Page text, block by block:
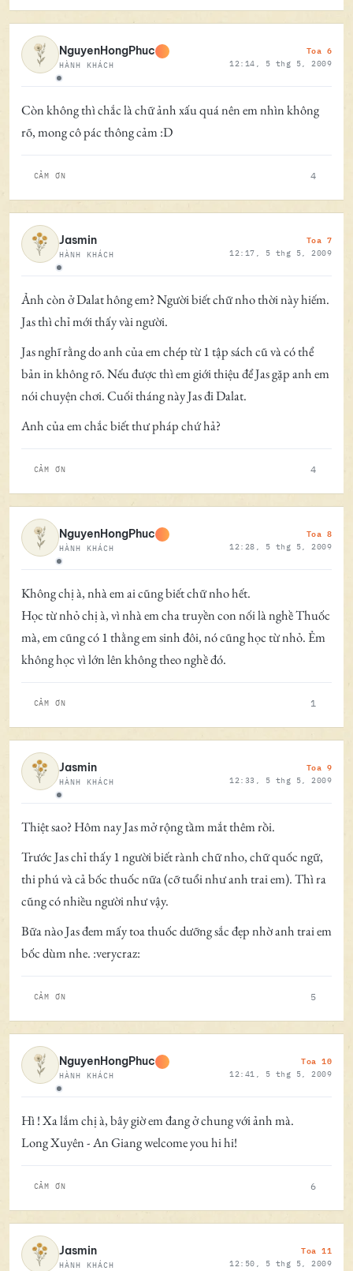
Ngoại tuyến
NguyenHongPhuc
HÀNH KHÁCH
Toa 6
12:14, 5 thg 5, 2009
Còn không thì chắc là chữ ảnh xấu quá nên em nhìn không
rõ, mong cô pác thông cảm :D
CẢM ƠN 4
Ngoại tuyến
Jasmin
HÀNH KHÁCH
Toa 7
12:17, 5 thg 5, 2009
Ảnh còn ở Dalat hông em? Người biết chữ nho thời này hiếm.
Jas thì chỉ mới thấy vài người.
Jas nghĩ rằng do anh của em chép từ 1 tập sách cũ và có thể
bản in không rõ. Nếu được thì em giới thiệu để Jas gặp anh em
nói chuyện chơi. Cuối tháng này Jas đi Dalat.
Anh của em chắc biết thư pháp chứ hả?
CẢM ƠN 4
Ngoại tuyến
NguyenHongPhuc
HÀNH KHÁCH
Toa 8
12:28, 5 thg 5, 2009
Không chị à, nhà em ai cũng biết chữ nho hết.
Học từ nhỏ chị à, vì nhà em cha truyền con nối là nghề Thuốc
mà, em cũng có 1 thằng em sinh đôi, nó cũng học từ nhỏ. Ẻm
không học vì lớn lên không theo nghề đó.
CẢM ƠN 1
Ngoại tuyến
Jasmin
HÀNH KHÁCH
Toa 9
12:33, 5 thg 5, 2009
Thiệt sao? Hôm nay Jas mở rộng tầm mắt thêm rồi.
Trước Jas chỉ thấy 1 người biết rành chữ nho, chữ quốc ngữ,
thi phú và cả bốc thuốc nữa (cỡ tuổi như anh trai em). Thì ra
cũng có nhiều người như vậy.
Bữa nào Jas đem mấy toa thuốc dưỡng sắc đẹp nhờ anh trai em
bốc dùm nhe. :verycraz:
CẢM ƠN 5
Ngoại tuyến
NguyenHongPhuc
HÀNH KHÁCH
Toa 10
12:41, 5 thg 5, 2009
Hì ! Xa lắm chị à, bây giờ em đang ở chung với ảnh mà.
Long Xuyên - An Giang welcome you hi hi!
CẢM ƠN 6
Jasmin
HÀNH KHÁCH
Toa 11
12:50, 5 thg 5, 2009